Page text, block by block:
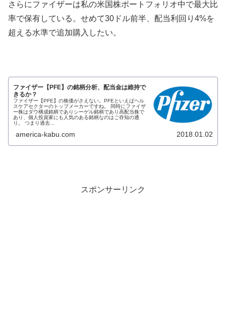
さらにファイザーは私の米国株ポートフォリオ中で最大比
率で保有している。せめて30ドル前半、配当利回り4%を
超える水準で追加購入したい。
ファイザー【PFE】の銘柄分析、配当金は維持で
きるか？
ファイザー【PFE】の株価がさえない。PFEといえばヘル
スケアセクターのトップメーカーですね。 同時にファイザ
ー株はダウ構成銘柄でありシーゲル銘柄であり高配当株で
あり、個人投資家にも人気のある銘柄なのはご存知の通
り。 つまり過去...
america-kabu.com 2018.01.02
スポンサーリンク